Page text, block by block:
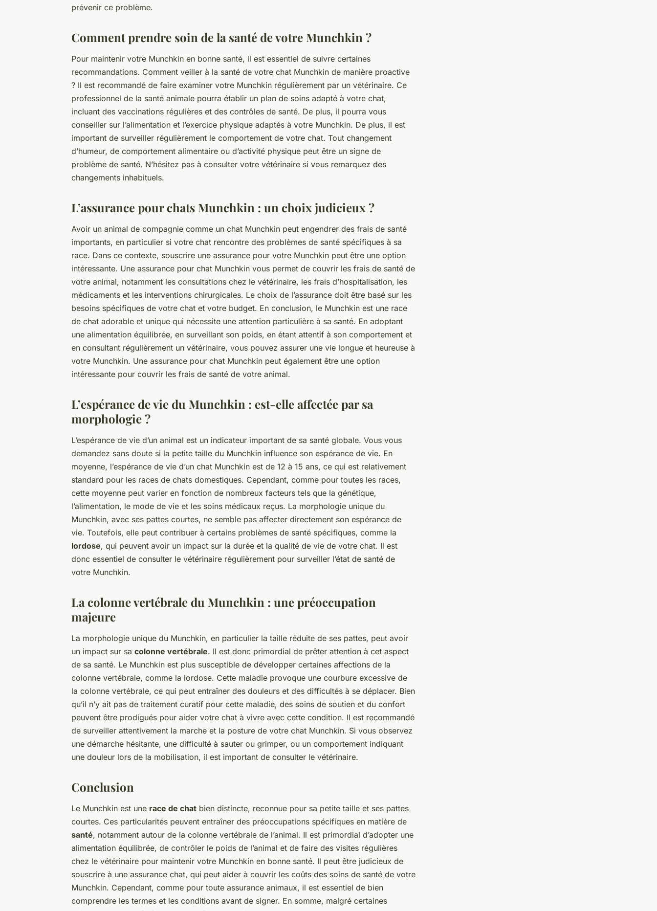
prévenir ce problème.
Comment prendre soin de la santé de votre Munchkin ?
Pour maintenir votre Munchkin en bonne santé, il est essentiel de suivre certaines
recommandations. Comment veiller à la santé de votre chat Munchkin de manière proactive
? Il est recommandé de faire examiner votre Munchkin régulièrement par un vétérinaire. Ce
professionnel de la santé animale pourra établir un plan de soins adapté à votre chat,
incluant des vaccinations régulières et des contrôles de santé. De plus, il pourra vous
conseiller sur l’alimentation et l’exercice physique adaptés à votre Munchkin. De plus, il est
important de surveiller régulièrement le comportement de votre chat. Tout changement
d’humeur, de comportement alimentaire ou d’activité physique peut être un signe de
problème de santé. N’hésitez pas à consulter votre vétérinaire si vous remarquez des
changements inhabituels.
L’assurance pour chats Munchkin : un choix judicieux ?
Avoir un animal de compagnie comme un chat Munchkin peut engendrer des frais de santé
importants, en particulier si votre chat rencontre des problèmes de santé spécifiques à sa
race. Dans ce contexte, souscrire une assurance pour votre Munchkin peut être une option
intéressante. Une assurance pour chat Munchkin vous permet de couvrir les frais de santé de
votre animal, notamment les consultations chez le vétérinaire, les frais d’hospitalisation, les
médicaments et les interventions chirurgicales. Le choix de l’assurance doit être basé sur les
besoins spécifiques de votre chat et votre budget. En conclusion, le Munchkin est une race
de chat adorable et unique qui nécessite une attention particulière à sa santé. En adoptant
une alimentation équilibrée, en surveillant son poids, en étant attentif à son comportement et
en consultant régulièrement un vétérinaire, vous pouvez assurer une vie longue et heureuse à
votre Munchkin. Une assurance pour chat Munchkin peut également être une option
intéressante pour couvrir les frais de santé de votre animal.
L’espérance de vie du Munchkin : est-elle affectée par sa
morphologie ?
L’espérance de vie d’un animal est un indicateur important de sa santé globale. Vous vous
demandez sans doute si la petite taille du Munchkin influence son espérance de vie. En
moyenne, l’espérance de vie d’un chat Munchkin est de 12 à 15 ans, ce qui est relativement
standard pour les races de chats domestiques. Cependant, comme pour toutes les races,
cette moyenne peut varier en fonction de nombreux facteurs tels que la génétique,
l’alimentation, le mode de vie et les soins médicaux reçus. La morphologie unique du
Munchkin, avec ses pattes courtes, ne semble pas affecter directement son espérance de
vie. Toutefois, elle peut contribuer à certains problèmes de santé spécifiques, comme la
lordose, qui peuvent avoir un impact sur la durée et la qualité de vie de votre chat. Il est
donc essentiel de consulter le vétérinaire régulièrement pour surveiller l’état de santé de
votre Munchkin.
La colonne vertébrale du Munchkin : une préoccupation
majeure
La morphologie unique du Munchkin, en particulier la taille réduite de ses pattes, peut avoir
un impact sur sa colonne vertébrale. Il est donc primordial de prêter attention à cet aspect
de sa santé. Le Munchkin est plus susceptible de développer certaines affections de la
colonne vertébrale, comme la lordose. Cette maladie provoque une courbure excessive de
la colonne vertébrale, ce qui peut entraîner des douleurs et des difficultés à se déplacer. Bien
qu’il n’y ait pas de traitement curatif pour cette maladie, des soins de soutien et du confort
peuvent être prodigués pour aider votre chat à vivre avec cette condition. Il est recommandé
de surveiller attentivement la marche et la posture de votre chat Munchkin. Si vous observez
une démarche hésitante, une difficulté à sauter ou grimper, ou un comportement indiquant
une douleur lors de la mobilisation, il est important de consulter le vétérinaire.
Conclusion
Le Munchkin est une race de chat bien distincte, reconnue pour sa petite taille et ses pattes
courtes. Ces particularités peuvent entraîner des préoccupations spécifiques en matière de
santé, notamment autour de la colonne vertébrale de l’animal. Il est primordial d’adopter une
alimentation équilibrée, de contrôler le poids de l’animal et de faire des visites régulières
chez le vétérinaire pour maintenir votre Munchkin en bonne santé. Il peut être judicieux de
souscrire à une assurance chat, qui peut aider à couvrir les coûts des soins de santé de votre
Munchkin. Cependant, comme pour toute assurance animaux, il est essentiel de bien
comprendre les termes et les conditions avant de signer. En somme, malgré certaines